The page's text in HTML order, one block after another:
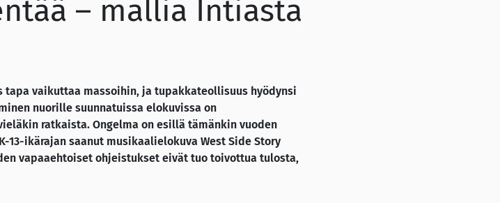
– mallia Intiasta
vaikuttaa massoihin, ja tupakkateollisuus hyödynsi
nuorille suunnatuissa elokuvissa on
ratkaista. Ongelma on esillä tämänkin vuoden
ikärajan saanut musikaalielokuva West Side Story
vapaaehtoiset ohjeistukset eivät tuo toivottua tulosta,